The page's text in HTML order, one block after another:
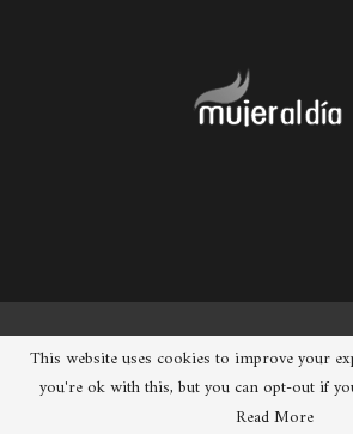
© 2026 - Chueca. Todos los derechos
This website uses cookies to improve your
you're ok with this, but you can opt-out if
Read More